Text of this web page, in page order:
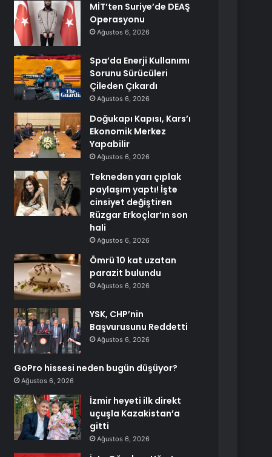
MİT’ten Suriye’de DEAŞ
Operasyonu
Ağustos 6, 2026
Spa’da Enerji Kullanımı
Sorunu Sürücüleri
Çileden Çıkardı
Ağustos 6, 2026
Doğukapı Kapısı, Kars’ı
Ekonomik Merkez
Yapabilir
Ağustos 6, 2026
Tekneden yarı çıplak
paylaşım yaptı! İşte
cinsiyet değiştiren
Rüzgar Erkoçlar’ın son
hali
Ağustos 6, 2026
Ömrü 10 kat uzatan
parazit bulundu
Ağustos 6, 2026
YSK, CHP’nin
Başvurusunu Reddetti
Ağustos 6, 2026
GoPro hissesi neden bugün düşüyor?
Ağustos 6, 2026
İzmir heyeti ilk direkt
uçuşla Kazakistan’a
gitti
Ağustos 6, 2026